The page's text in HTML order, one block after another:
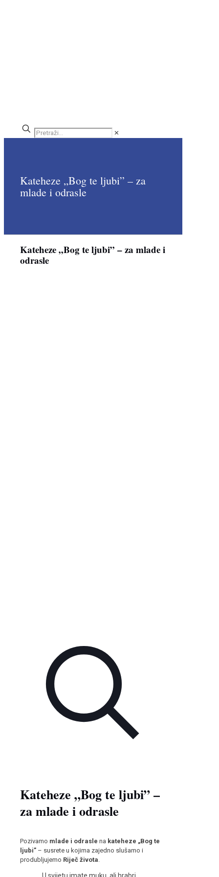
✕
Kateheze „Bog te ljubi” – za
mlade i odrasle
Kateheze „Bog te ljubi” – za mlade i
odrasle
Kateheze „Bog te ljubi” –
za mlade i odrasle
Pozivamo mlade i odrasle na kateheze „Bog te
ljubi” – susrete u kojima zajedno slušamo i
produbljujemo Riječ života
„U svijetu imate muku, ali hrabri